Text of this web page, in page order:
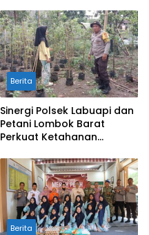
Berita
Sinergi Polsek Labuapi dan
Petani Lombok Barat
Perkuat Ketahanan
Berita